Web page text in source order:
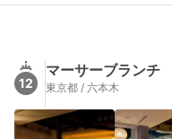
12
マーサーブランチ
東京都 / 六本木